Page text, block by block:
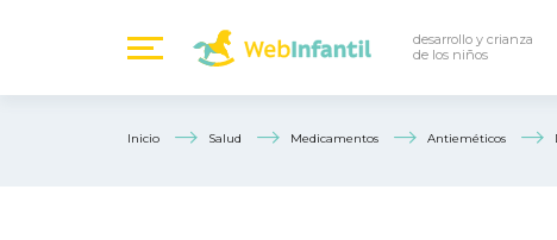
desarrollo y crianza
de los niños
Inicio Salud Medicamentos Antieméticos